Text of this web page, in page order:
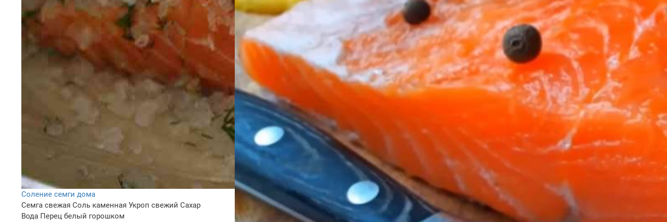
Соление семги дома
Семга свежая Соль каменная Укроп свежий Сахар
Вода Перец белый горошком